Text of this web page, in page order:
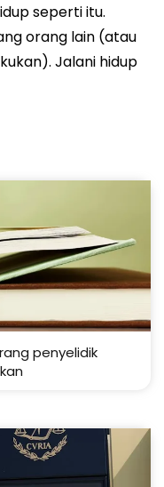
seperti itu.
orang lain (atau
Jalani hidup
penyelidik